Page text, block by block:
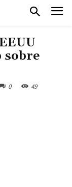
sobre
0 49